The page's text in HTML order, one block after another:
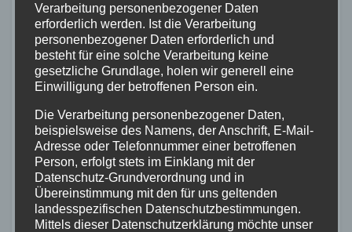
Erstmals wurden auch die DRK-
Verarbeitung personenbezogener Daten
erforderlich werden. Ist die Verarbeitung
personenbezogener Daten erforderlich und
besteht für eine solche Verarbeitung keine
gesetzliche Grundlage, holen wir generell eine
Einwilligung der betroffenen Person ein.
Die Verarbeitung personenbezogener Daten,
beispielsweise des Namens, der Anschrift, E-Mail-
Adresse oder Telefonnummer einer betroffenen
Person, erfolgt stets im Einklang mit der
Datenschutz-Grundverordnung und in
Übereinstimmung mit den für uns geltenden
landesspezifischen Datenschutzbestimmungen.
Mittels dieser Datenschutzerklärung möchte unser